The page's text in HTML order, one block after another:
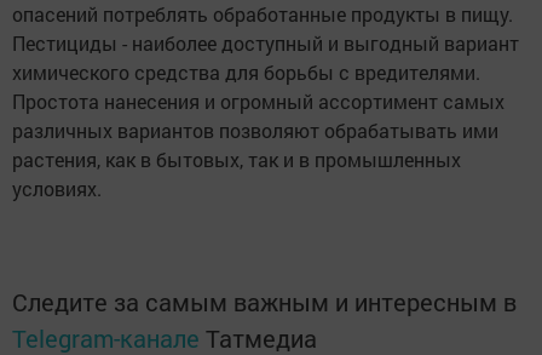
опасений потреблять обработанные продукты в пищу.
Пестициды - наиболее доступный и выгодный вариант
химического средства для борьбы с вредителями.
Простота нанесения и огромный ассортимент самых
различных вариантов позволяют обрабатывать ими
растения, как в бытовых, так и в промышленных
условиях.
Следите за самым важным и интересным в
Telegram-канале Татмедиа